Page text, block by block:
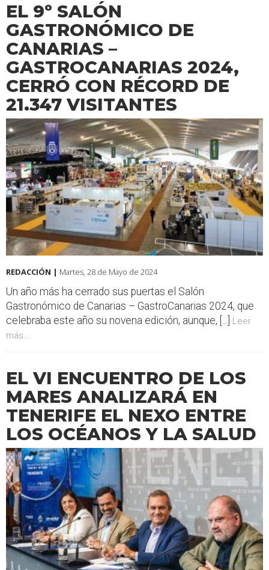
EL 9º SALÓN
GASTRONÓMICO DE
CANARIAS –
GASTROCANARIAS 2024,
CERRÓ CON RÉCORD DE
21.347 VISITANTES
REDACCIÓN | Martes, 28 de Mayo de 2024
Un año más ha cerrado sus puertas el Salón
Gastronómico de Canarias – GastroCanarias 2024, que
celebraba este año su novena edición, aunque, [...]
Leer
más...
EL VI ENCUENTRO DE LOS
MARES ANALIZARÁ EN
TENERIFE EL NEXO ENTRE
LOS OCÉANOS Y LA SALUD